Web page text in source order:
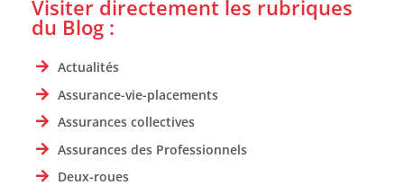
Visiter directement les rubriques
du Blog :
Actualités
Assurance-vie-placements
Assurances collectives
Assurances des Professionnels
Deux-roues